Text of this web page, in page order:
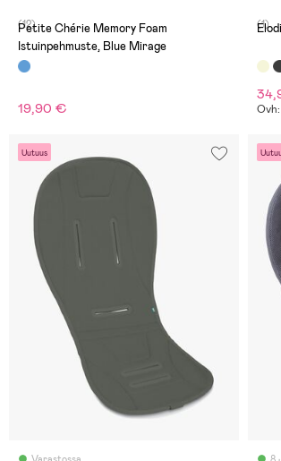
(12)
Petite Chérie Memory Foam
Istuinpehmuste, Blue Mirage
19,90 €
(1)
Uutuus